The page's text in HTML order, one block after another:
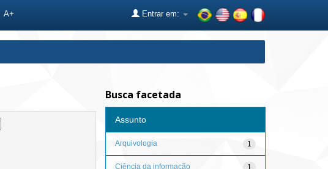
A+ Entrar em:
Busca facetada
Assunto
1
Arquivologia
1
Ciência da informação